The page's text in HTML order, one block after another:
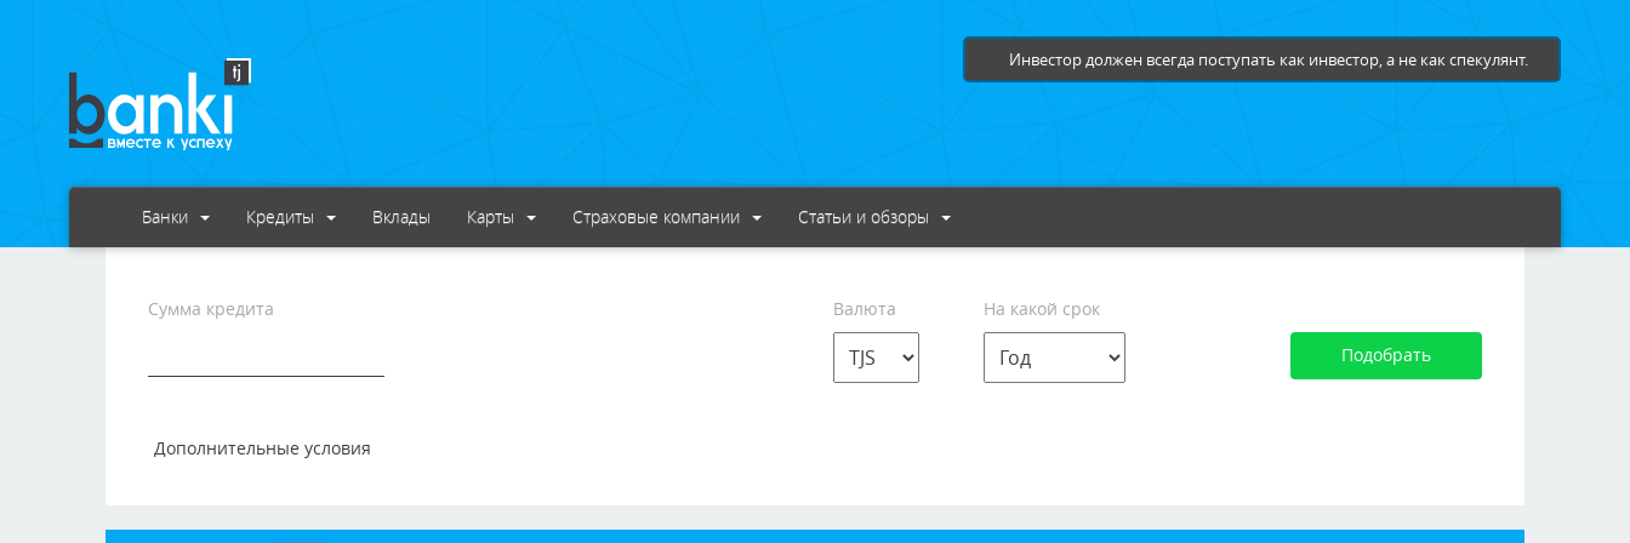
Инвестор должен всегда поступать как инвестор, а не как спекулянт.
Банки Кредиты Вклады Карты Страховые компании Статьи и обзоры
Сумма кредита Валюта На какой срок
Дополнительные условия